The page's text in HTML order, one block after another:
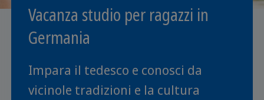
Vacanza studio per ragazzi in
Germania
Impara il tedesco e conosci da
vicinole tradizioni e la cultura